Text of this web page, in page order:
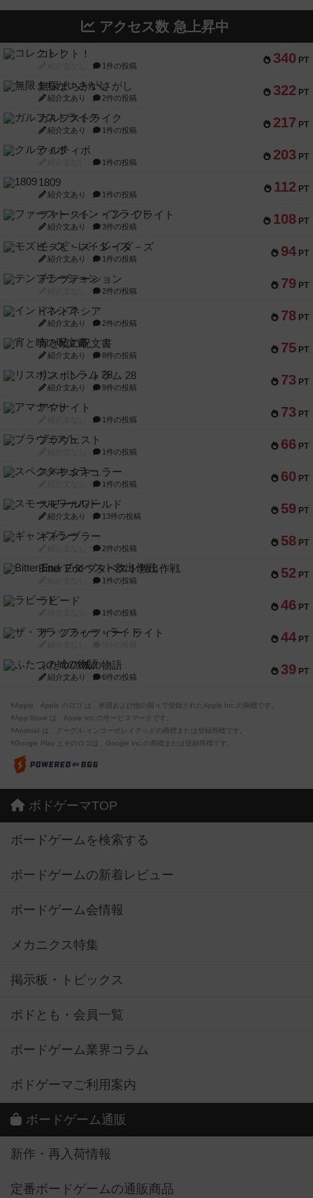
アクセス数 急上昇中
340 PT
コレクト！
1件の投稿
322 PT
無限まちがいさがし
紹介文あり 2件の投稿
217 PT
ガルフストライク
紹介文あり 1件の投稿
203 PT
クルティボ
1件の投稿
112 PT
1809
紹介文あり 1件の投稿
108 PT
ファースト・イン・フライト
紹介文あり 3件の投稿
94 PT
モズビ－ズ・レイダ－ズ
紹介文あり 1件の投稿
79 PT
テンプテーション
2件の投稿
78 PT
インドネシア
紹介文あり 2件の投稿
75 PT
宵と暁の呪文書
紹介文あり 8件の投稿
73 PT
リスボン・トラム 28
紹介文あり 9件の投稿
73 PT
アマナイト
1件の投稿
66 PT
ブラヴェスト
1件の投稿
60 PT
スペクタキュラー
1件の投稿
59 PT
スモールワールド
紹介文あり 13件の投稿
58 PT
ギャンブラー
2件の投稿
52 PT
Bitter End ブタペスト救出作戦
1件の投稿
46 PT
ラピード
1件の投稿
44 PT
ザ・フラッフィー・ライト
39 PT
ふたつの城の物語
紹介文あり 6件の投稿
※Apple、Apple のロゴ は、米国および他の国々で登録されたApple Inc.の商標です。
※App Store は、Apple Inc.のサービスマークです。
※Android は、グーグル インコーポレイテッドの商標または登録商標です。
※Google Play とそのロゴは、Google Inc.の商標または登録商標です。
ボドゲーマTOP
ボードゲームを検索する
ボードゲームの新着レビュー
ボードゲーム会情報
メカニクス特集
掲示板・トピックス
ボドとも・会員一覧
ボードゲーム業界コラム
ボドゲーマご利用案内
ボードゲーム通販
新作・再入荷情報
定番ボードゲームの通販商品